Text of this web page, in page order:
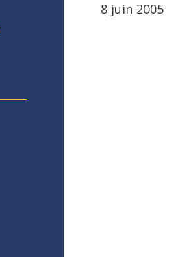
8 juin 2005